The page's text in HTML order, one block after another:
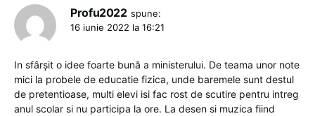
Profu2022 spune:
16 iunie 2022 la 16:21
In sfârșit o idee foarte bună a ministerului. De teama unor note
mici la probele de educatie fizica, unde baremele sunt destul
de pretentioase, multi elevi isi fac rost de scutire pentru intreg
anul scolar si nu participa la ore. La desen si muzica fiind